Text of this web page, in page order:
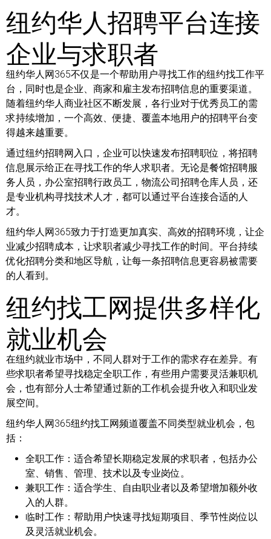
纽约华人招聘平台连接
企业与求职者
纽约华人网365不仅是一个帮助用户寻找工作的纽约找工作平
台，同时也是企业、商家和雇主发布招聘信息的重要渠道。
随着纽约华人商业社区不断发展，各行业对于优秀员工的需
求持续增加，一个高效、便捷、覆盖本地用户的招聘平台变
得越来越重要。
通过纽约招聘网入口，企业可以快速发布招聘职位，将招聘
信息展示给正在寻找工作的华人求职者。无论是餐馆招聘服
务人员，办公室招聘行政员工，物流公司招聘仓库人员，还
是专业机构寻找技术人才，都可以通过平台连接合适的人
才。
纽约华人网365致力于打造更加真实、高效的招聘环境，让企
业减少招聘成本，让求职者减少寻找工作的时间。平台持续
优化招聘分类和地区导航，让每一条招聘信息更容易被需要
的人看到。
纽约找工网提供多样化
就业机会
在纽约就业市场中，不同人群对于工作的需求存在差异。有
些求职者希望寻找稳定全职工作，有些用户需要灵活兼职机
会，也有部分人士希望通过新的工作机会提升收入和职业发
展空间。
纽约华人网365纽约找工网频道覆盖不同类型就业机会，包
括：
全职工作： 适合希望长期稳定发展的求职者，包括办公
室、销售、管理、技术以及专业岗位。
兼职工作： 适合学生、自由职业者以及希望增加额外收
入的人群。
临时工作： 帮助用户快速寻找短期项目、季节性岗位以
及灵活就业机会。